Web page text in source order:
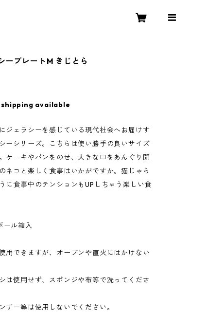
ープレートM きじとら
available
ジェラシーを感じている現代社会へお届けす
ーシリーズ。こちらは使い勝手の良いサイズ
ケーキやパンをのせ、大きな口をあんぐり開
ネコと楽しく食事はいかがですか。猫じゃら
に食事中のテンションもUPしちゃう楽しい食
ール箱入
用できますが、オーブンや直火にはかけない
は使用せず、スポンジや布等で洗ってくださ
ザー等は使用しないでください。